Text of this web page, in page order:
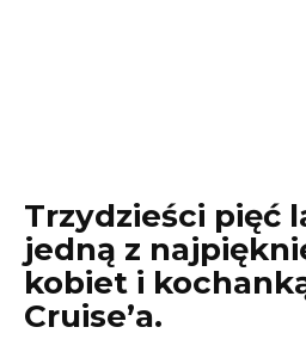
Trzydzieści pięć
jedną z
kobiet i
Cruise’a.